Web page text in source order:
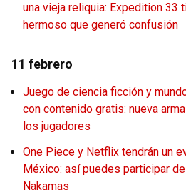
una vieja reliquia: Expedition 33
hermoso que generó confusión
11 febrero
Juego de ciencia ficción y
con contenido gratis: nueva
los jugadores
One Piece y Netflix tendrán un
México: así puedes participar
Nakamas